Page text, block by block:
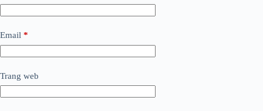
Email *
Trang web